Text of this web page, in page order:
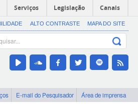
Serviços Legislação Canais
ALTO CONTRASTE MAPA DO SITE
E-mail do Pesquisador Área de imprensa